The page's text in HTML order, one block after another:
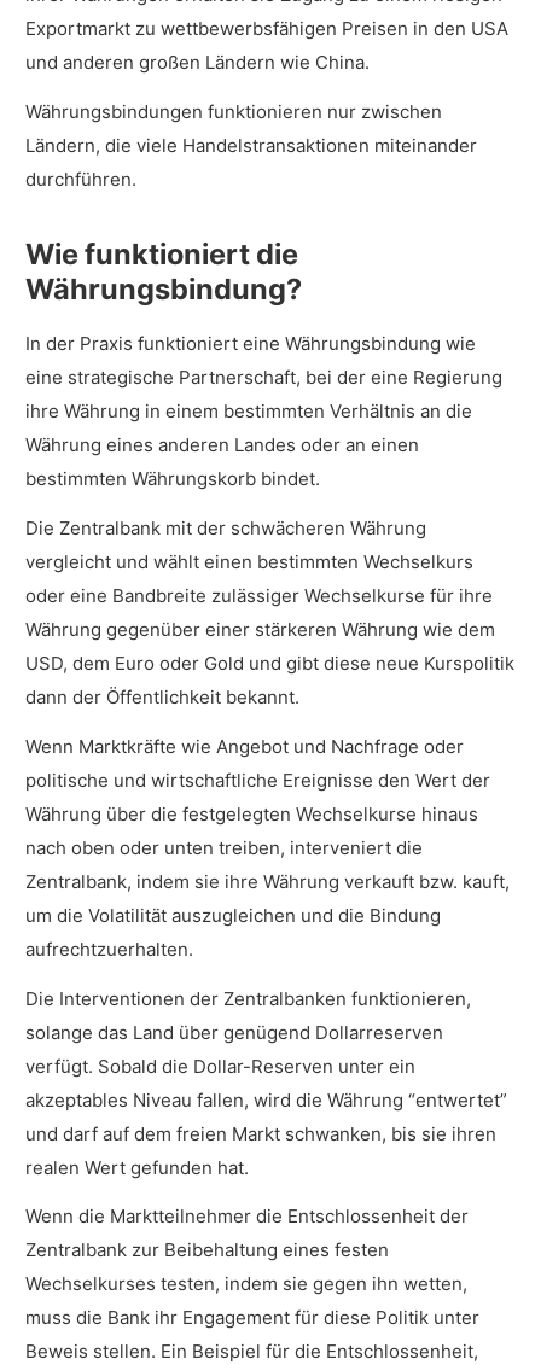
Exportmarkt zu wettbewerbsfähigen Preisen in den USA
und anderen großen Ländern wie China.
Währungsbindungen funktionieren nur zwischen
Ländern, die viele Handelstransaktionen miteinander
durchführen.
Wie funktioniert die
Währungsbindung?
In der Praxis funktioniert eine Währungsbindung wie
eine strategische Partnerschaft, bei der eine Regierung
ihre Währung in einem bestimmten Verhältnis an die
Währung eines anderen Landes oder an einen
bestimmten Währungskorb bindet.
Die Zentralbank mit der schwächeren Währung
vergleicht und wählt einen bestimmten Wechselkurs
oder eine Bandbreite zulässiger Wechselkurse für ihre
Währung gegenüber einer stärkeren Währung wie dem
USD, dem Euro oder Gold und gibt diese neue Kurspolitik
dann der Öffentlichkeit bekannt.
Wenn Marktkräfte wie Angebot und Nachfrage oder
politische und wirtschaftliche Ereignisse den Wert der
Währung über die festgelegten Wechselkurse hinaus
nach oben oder unten treiben, interveniert die
Zentralbank, indem sie ihre Währung verkauft bzw. kauft,
um die Volatilität auszugleichen und die Bindung
aufrechtzuerhalten.
Die Interventionen der Zentralbanken funktionieren,
solange das Land über genügend Dollarreserven
verfügt. Sobald die Dollar-Reserven unter ein
akzeptables Niveau fallen, wird die Währung “entwertet”
und darf auf dem freien Markt schwanken, bis sie ihren
realen Wert gefunden hat.
Wenn die Marktteilnehmer die Entschlossenheit der
Zentralbank zur Beibehaltung eines festen
Wechselkurses testen, indem sie gegen ihn wetten,
muss die Bank ihr Engagement für diese Politik unter
Beweis stellen. Ein Beispiel für die Entschlossenheit,